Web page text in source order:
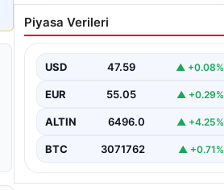
Rafet Dalkıran kimdir?
Yeni Hava Kuvvetleri
hayatı
Piyasa Verileri
USD 47.59 ▲ +0.08%
EUR 55.05 ▲ +0.29%
ALTIN 6496.0 ▲ +4.25%
BTC 3071762 ▲ +0.71%